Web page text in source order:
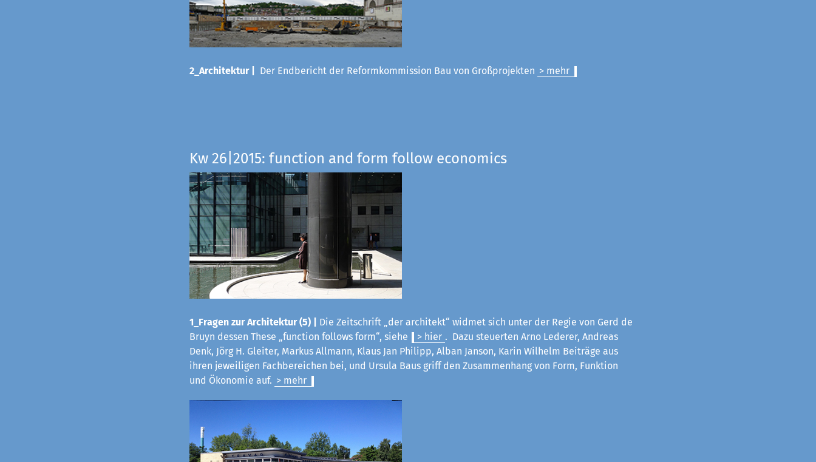
2_Architektur | Der Endbericht der Reformkommission Bau von Großprojekten > mehr
Kw 26|2015: function and form follow economics
1_Fragen zur Architektur (5) |
Die Zeitschrift „der architekt“ widmet sich unter der Regie von Gerd de
Bruyn dessen These „function follows form“, siehe
> hier . Dazu steuerten Arno Lederer, Andreas
Denk, Jörg H. Gleiter, Markus Allmann, Klaus Jan Philipp, Alban Janson, Karin Wilhelm Beiträge aus
ihren jeweiligen Fachbereichen bei, und Ursula Baus griff den Zusammenhang von Form, Funktion
und Ökonomie auf. > mehr